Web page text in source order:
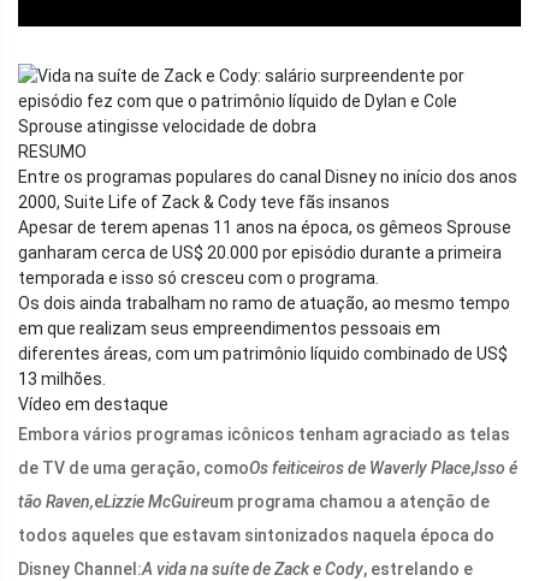
RESUMO
Entre os programas populares do canal Disney no início dos anos
2000, Suite Life of Zack & Cody teve fãs insanos
Apesar de terem apenas 11 anos na época, os gêmeos Sprouse
ganharam cerca de US$ 20.000 por episódio durante a primeira
temporada e isso só cresceu com o programa.
Os dois ainda trabalham no ramo de atuação, ao mesmo tempo
em que realizam seus empreendimentos pessoais em
diferentes áreas, com um patrimônio líquido combinado de US$
13 milhões.
Vídeo em destaque
Embora vários programas icônicos tenham agraciado as telas
de TV de uma geração, comoOs feiticeiros de Waverly Place,Isso é
tão Raven,eLizzie McGuireum programa chamou a atenção de
todos aqueles que estavam sintonizados naquela época do
Disney Channel:A vida na suíte de Zack e Cody, estrelando e